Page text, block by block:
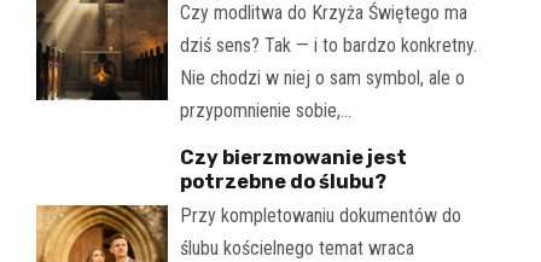
Czy modlitwa do Krzyża Świętego ma
dziś sens? Tak — i to bardzo konkretny.
Nie chodzi w niej o sam symbol, ale o
przypomnienie sobie,…
Czy bierzmowanie jest
potrzebne do ślubu?
Przy kompletowaniu dokumentów do
ślubu kościelnego temat wraca